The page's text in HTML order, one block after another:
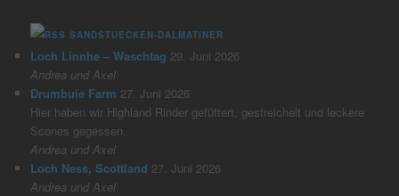
SANDSTUECKEN-DALMATINER
Loch Linnhe – Waschtag 29. Juni 2026
Andrea und Axel
Drumbuie Farm 27. Juni 2026
Hier haben wir Highland Rinder gefüttert, gestreichelt und leckere
Scones gegessen.
Andrea und Axel
Loch Ness, Scottland 27. Juni 2026
Andrea und Axel